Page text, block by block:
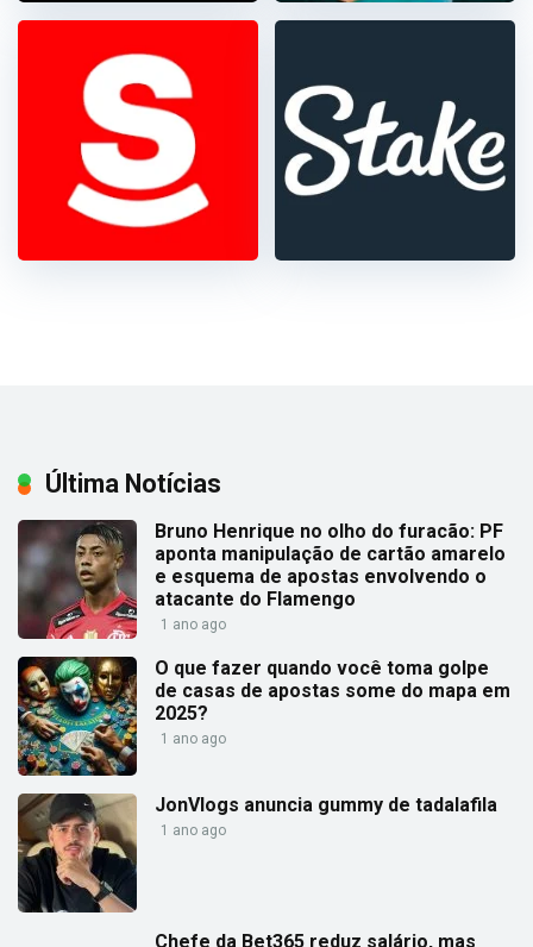
Última Notícias
Bruno Henrique no olho do furacão: PF
aponta manipulação de cartão amarelo
e esquema de apostas envolvendo o
atacante do Flamengo
1 ano ago
O que fazer quando você toma golpe
de casas de apostas some do mapa em
2025?
1 ano ago
JonVlogs anuncia gummy de tadalafila
1 ano ago
Chefe da Bet365 reduz salário, mas